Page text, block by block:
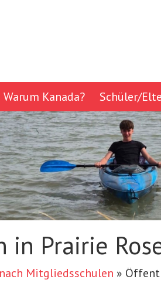
Warum Kanada? Schüler/
Prairie
Mitgliedsschulen »